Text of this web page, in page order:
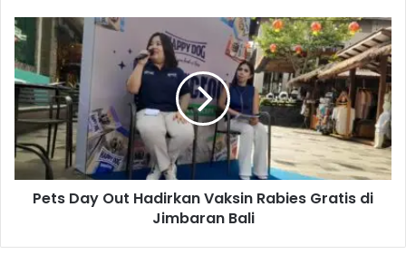
t
a
B
e
s
i
h
P
e
t
s
D
a
y
O
u
Pets Day Out Hadirkan Vaksin Rabies Gratis di
Jimbaran Bali